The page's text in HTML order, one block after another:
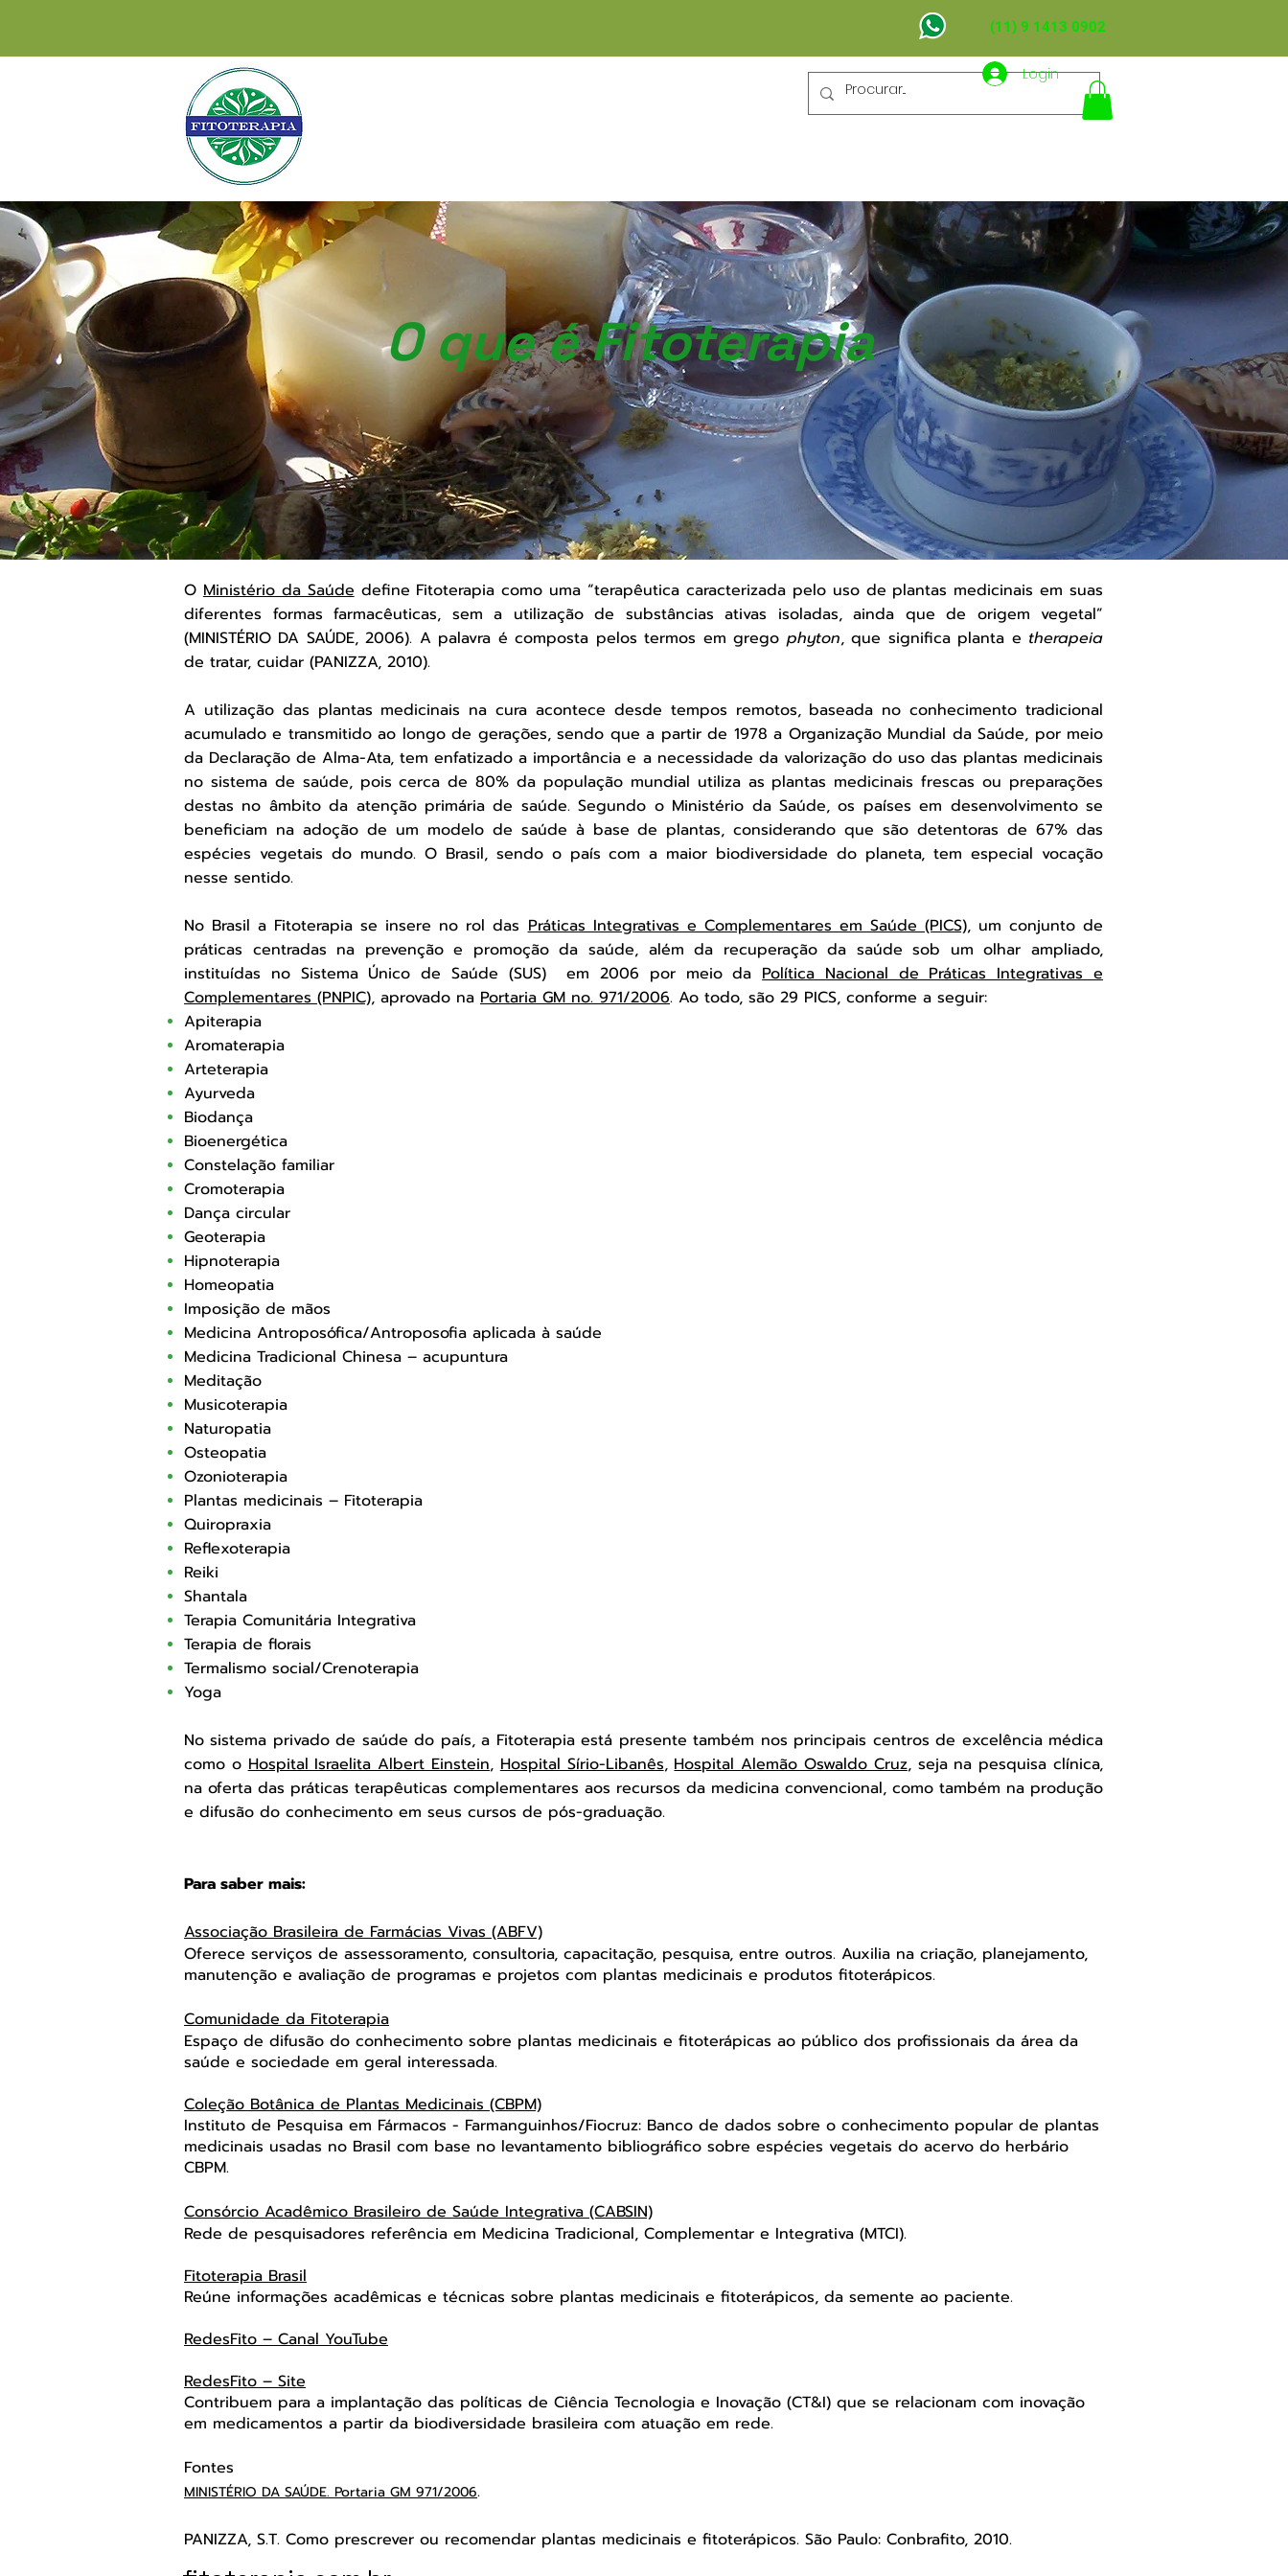
(11) 9 1413 0902
Login
O que é Fitoterapia
O Ministério da Saúde define Fitoterapia como uma “terapêutica caracterizada pelo uso de plantas medicinais em suas
diferentes formas farmacêuticas, sem a utilização de substâncias ativas isoladas, ainda que de origem vegetal”
(MINISTÉRIO DA SAÚDE, 2006). A palavra é composta pelos termos em grego phyton, que significa planta e therapeia
de tratar, cuidar (PANIZZA, 2010).
A utilização das plantas medicinais na cura acontece desde tempos remotos, baseada no conhecimento tradicional
acumulado e transmitido ao longo de gerações, sendo que a partir de 1978 a Organização Mundial da Saúde, por meio
da Declaração de Alma-Ata, tem enfatizado a importância e a necessidade da valorização do uso das plantas medicinais
no sistema de saúde, pois cerca de 80% da população mundial utiliza as plantas medicinais frescas ou preparações
destas no âmbito da atenção primária de saúde. Segundo o Ministério da Saúde, os países em desenvolvimento se
beneficiam na adoção de um modelo de saúde à base de plantas, considerando que são detentoras de 67% das
espécies vegetais do mundo. O Brasil, sendo o país com a maior biodiversidade do planeta, tem especial vocação
nesse sentido.
No Brasil a Fitoterapia se insere no rol das Práticas Integrativas e Complementares em Saúde (PICS), um conjunto de
práticas centradas na prevenção e promoção da saúde, além da recuperação da saúde sob um olhar ampliado,
instituídas no Sistema Único de Saúde (SUS) em 2006 por meio da Política Nacional de Práticas Integrativas e
Complementares (PNPIC), aprovado na Portaria GM no. 971/2006. Ao todo, são 29 PICS, conforme a seguir:
Apiterapia
Aromaterapia
Arteterapia
Ayurveda
Biodança
Bioenergética
Constelação familiar
Cromoterapia
Dança circular
Geoterapia
Hipnoterapia
Homeopatia
Imposição de mãos
Medicina Antroposófica/Antroposofia aplicada à saúde
Medicina Tradicional Chinesa – acupuntura
Meditação
Musicoterapia
Naturopatia
Osteopatia
Ozonioterapia
Plantas medicinais – Fitoterapia
Quiropraxia
Reflexoterapia
Reiki
Shantala
Terapia Comunitária Integrativa
Terapia de florais
Termalismo social/Crenoterapia
Yoga
No sistema privado de saúde do país, a Fitoterapia está presente também nos principais centros de excelência médica
como o Hospital Israelita Albert Einstein, Hospital Sírio-Libanês, Hospital Alemão Oswaldo Cruz, seja na pesquisa clínica,
na oferta das práticas terapêuticas complementares aos recursos da medicina convencional, como também na produção
e difusão do conhecimento em seus cursos de pós-graduação.
Para saber mais:
Associação Brasileira de Farmácias Vivas (ABFV)
Oferece serviços de assessoramento, consultoria, capacitação, pesquisa, entre outros. Auxilia na criação, planejamento,
manutenção e avaliação de programas e projetos com plantas medicinais e produtos fitoterápicos.
Comunidade da Fitoterapia
Espaço de difusão do conhecimento sobre plantas medicinais e fitoterápicas ao público dos profissionais da área da
saúde e sociedade em geral interessada.
Coleção Botânica de Plantas Medicinais (CBPM)
Instituto de Pesquisa em Fármacos - Farmanguinhos/Fiocruz: Banco de dados sobre o conhecimento popular de plantas
medicinais usadas no Brasil com base no levantamento bibliográfico sobre espécies vegetais do acervo do herbário
CBPM.
Consórcio Acadêmico Brasileiro de Saúde Integrativa (CABSIN)
Rede de pesquisadores referência em Medicina Tradicional, Complementar e Integrativa (MTCI).
Fitoterapia Brasil
Reúne informações acadêmicas e técnicas sobre plantas medicinais e fitoterápicos, da semente ao paciente.
RedesFito – Canal YouTube
RedesFito – Site
Contribuem para a implantação das políticas de Ciência Tecnologia e Inovação (CT&I) que se relacionam com inovação
em medicamentos a partir da biodiversidade brasileira com atuação em rede.
Fontes
MINISTÉRIO DA SAÚDE. Portaria GM 971/2006.
PANIZZA, S.T. Como prescrever ou recomendar plantas medicinais e fitoterápicos. São Paulo: Conbrafito, 2010.